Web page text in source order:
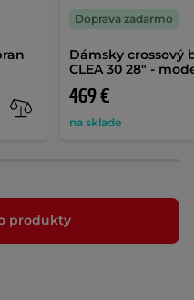
Dámsky crossový
CLEA 30 28" -
469 €
na sklade
Doprava zadarmo
produkty